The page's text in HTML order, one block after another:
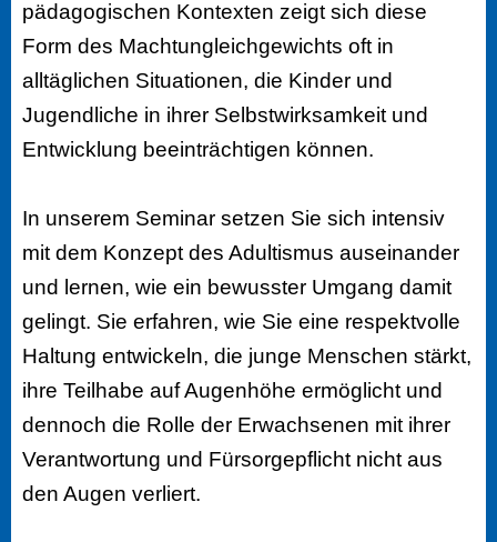
pädagogischen Kontexten zeigt sich diese
Form des Machtungleichgewichts oft in
alltäglichen Situationen, die Kinder und
Jugendliche in ihrer Selbstwirksamkeit und
Entwicklung beeinträchtigen können.
In unserem Seminar setzen Sie sich intensiv
mit dem Konzept des Adultismus auseinander
und lernen, wie ein bewusster Umgang damit
gelingt. Sie erfahren, wie Sie eine respektvolle
Haltung entwickeln, die junge Menschen stärkt,
ihre Teilhabe auf Augenhöhe ermöglicht und
dennoch die Rolle der Erwachsenen mit ihrer
Verantwortung und Fürsorgepflicht nicht aus
den Augen verliert.